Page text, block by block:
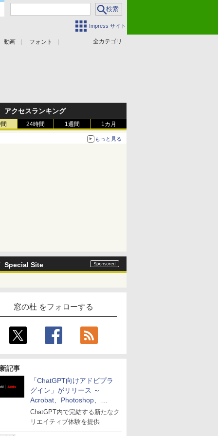
Impress サイト
全カテゴリ
動画 フォント
アクセスランキング
24時間 1週間 1カ月
もっと見る
Special Site
窓の杜 をフォローする
記事
「ChatGPT向けアドビプラ
グイン」がリリース ～
Acrobat、Photoshop、
Premiereなどの機能を1つの
プラグインに統合
ChatGPT内で完結する新たなク
リエイティブ体験を提供